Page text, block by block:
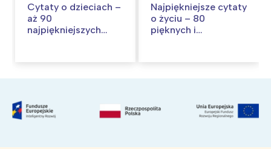
Cytaty o dzieciach –
aż 90
najpiękniejszych
Najpiękniejsze cytaty
o życiu – 80
pięknych i